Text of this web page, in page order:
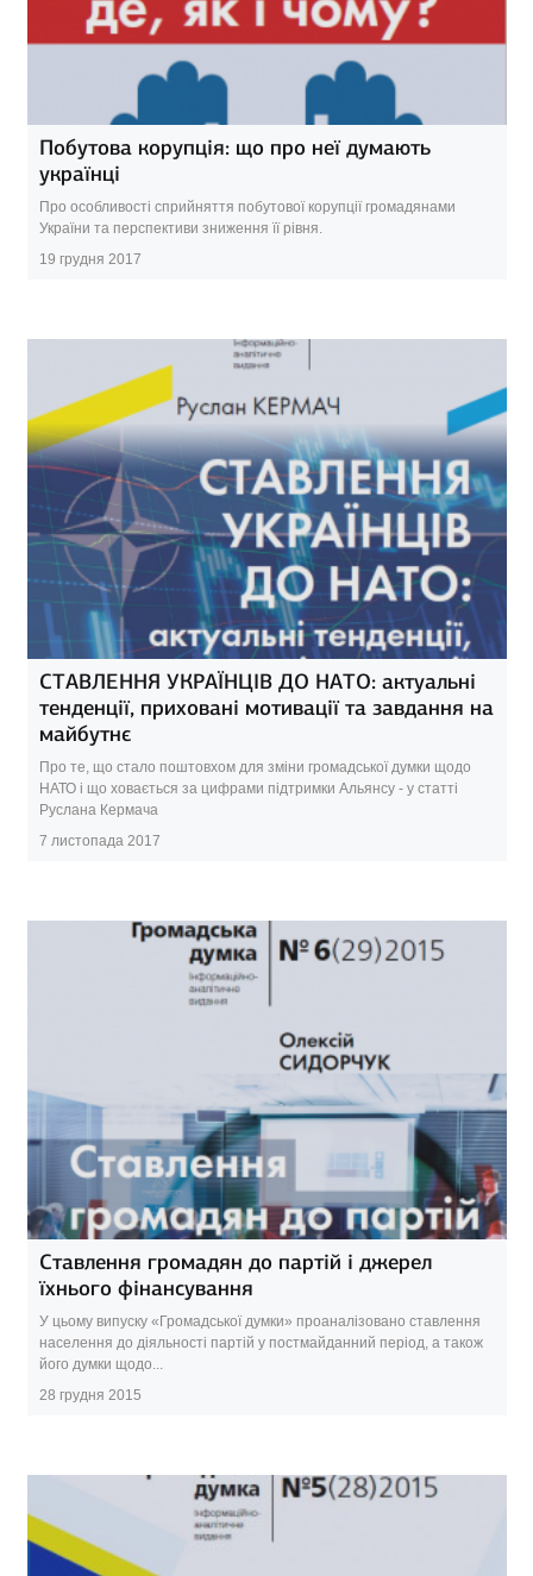
Побутова корупція: що про неї думають
українці
Про особливості сприйняття побутової корупції громадянами
України та перспективи зниження її рівня.
19 грудня 2017
СТАВЛЕННЯ УКРАЇНЦІВ ДО НАТО: актуальні
тенденції, приховані мотивації та завдання на
майбутнє
Про те, що стало поштовхом для зміни громадської думки щодо
НАТО і що ховається за цифрами підтримки Альянсу - у статті
Руслана Кермача
7 листопада 2017
Ставлення громадян до партій і джерел
їхнього фінансування
У цьому випуску «Громадської думки» проаналізовано ставлення
населення до діяльності партій у постмайданний період, а також
його думки щодо...
28 грудня 2015